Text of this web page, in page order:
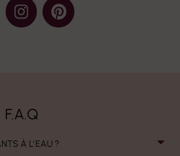
F.A.Q
À L'EAU ?